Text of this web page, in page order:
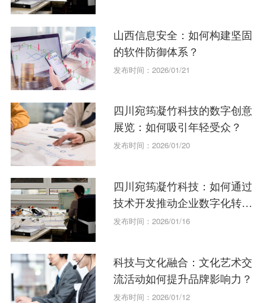
山西信息安全：如何构建坚固
的软件防御体系？
发布时间：2026/01/21
四川宛筠凝竹科技的数字创意
展览：如何吸引年轻受众？
发布时间：2026/01/20
四川宛筠凝竹科技：如何通过
技术开发推动企业数字化转
型？
发布时间：2026/01/16
科技与文化融合：文化艺术交
流活动如何提升品牌影响力？
发布时间：2026/01/12